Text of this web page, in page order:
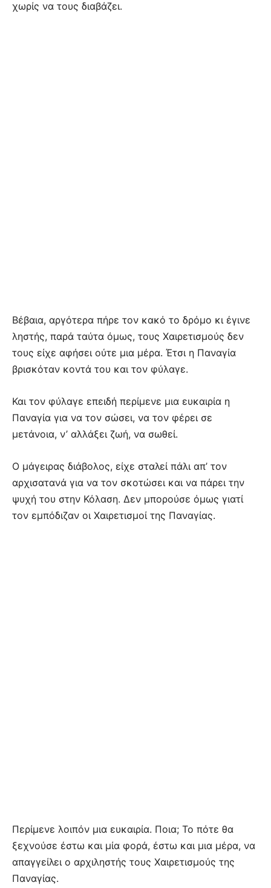
χωρίς να τους διαβάζει.
Βέβαια, αργότερα πήρε τον κακό το δρόμο κι έγινε
ληστής, παρά ταύτα όμως, τους Χαιρετισμούς δεν
τους είχε αφήσει ούτε μια μέρα. Έτσι η Παναγία
βρισκόταν κοντά του και τον φύλαγε.
Και τον φύλαγε επειδή περίμενε μια ευκαιρία η
Παναγία για να τον σώσει, να τον φέρει σε
μετάνοια, ν’ αλλάξει ζωή, να σωθεί.
Ο μάγειρας διάβολος, είχε σταλεί πάλι απ’ τον
αρχισατανά για να τον σκοτώσει και να πάρει την
ψυχή του στην Κόλαση. Δεν μπορούσε όμως γιατί
τον εμπόδιζαν οι Χαιρετισμοί της Παναγίας.
Περίμενε λοιπόν μια ευκαιρία. Ποια; Το πότε θα
ξεχνούσε έστω και μία φορά, έστω και μια μέρα, να
απαγγείλει ο αρχιληστής τους Χαιρετισμούς της
Παναγίας.